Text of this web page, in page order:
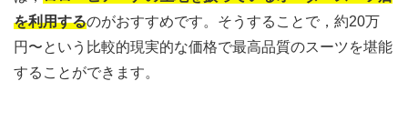
を利用するのがおすすめです。そうすることで，約20万
円〜という比較的現実的な価格で最高品質のスーツを堪能
することができます。